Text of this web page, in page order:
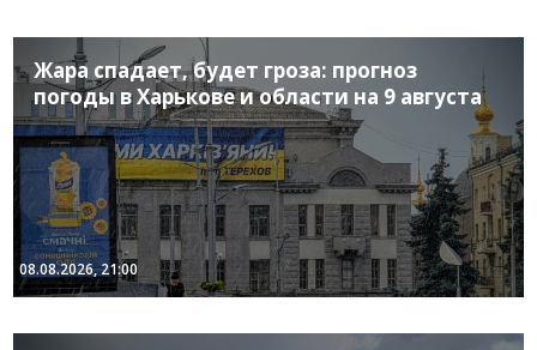
Жара спадает, будет гроза: прогноз
погоды в Харькове и области на 9 августа
08.08.2026, 21:00